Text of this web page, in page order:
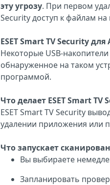
эту угрозу. При первом
Security доступ к файлам на
ESET Smart TV Security
Некоторые USB-
обнаруженное на таком
программой.
Что делает ESET Smart
ESET Smart TV Security
удалении приложения или
Что запускает
Вы выбираете
Запланировать